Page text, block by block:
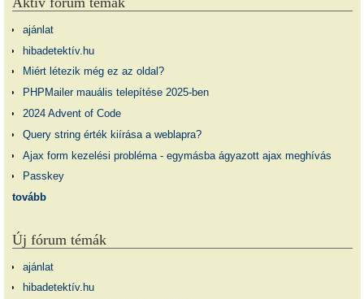
ajánlat
hibadetektív.hu
Miért létezik még ez az oldal?
PHPMailer mauális telepítése 2025-ben
2024 Advent of Code
Query string érték kiírása a weblapra?
Ajax form kezelési probléma - egymásba ágyazott ajax meghívás
Passkey
tovább
Új fórum témák
ajánlat
hibadetektív.hu